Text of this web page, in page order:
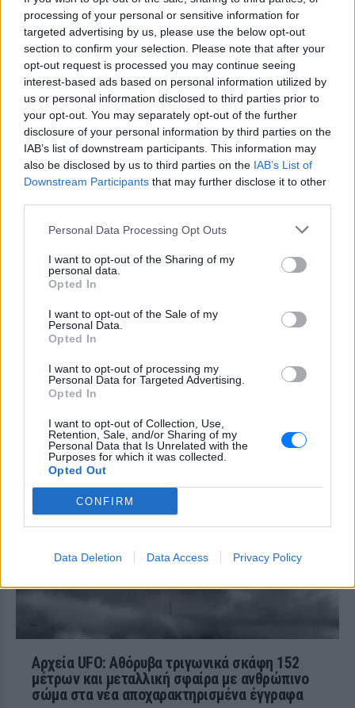
processing of your personal or sensitive information for
targeted advertising by us, please use the below opt-out
section to confirm your selection. Please note that after your
opt-out request is processed you may continue seeing
interest-based ads based on personal information utilized by
us or personal information disclosed to third parties prior to
your opt-out. You may separately opt-out of the further
disclosure of your personal information by third parties on the
IAB’s list of downstream participants. This information may
also be disclosed by us to third parties on the IAB’s List of
Downstream Participants that may further disclose it to other
Personal Data Processing Opt Outs
I want to opt-out of the Sharing of my
personal data.
Opted In
I want to opt-out of the Sale of my
Personal Data.
Opted In
I want to opt-out of processing my
Personal Data for Targeted Advertising.
Opted In
I want to opt-out of Collection, Use,
Retention, Sale, and/or Sharing of my
Personal Data that Is Unrelated with the
Purposes for which it was collected.
Opted Out
CONFIRM
Data Deletion Data Access Privacy Policy
ΣΤΗΝ ΙΔΙΑ ΚΑΤΗΓΟΡΙΑ
«Θέλω τον μπαμπά μου»: Το
βίντεο της μεθυσμένης οδηγού
που σκότωσε νύφη ώρες μετά
τον γάμο της
ΧΤΕΣ
Η Jamie Lee Komoroski, με αλκοόλ
τριπλάσιο του νόμιμου ορίου, έπεσε
πάνω στο golf cart των νεόνυμφων στο
συμπεριφορά της λίγο μετά τη μοιραία
σύγκρουση
Τροχαίο στις Σέρρες: «Έχασα τη
πατέρα
σκοτώθηκαν σε μετωπική σύγκρουση με
φορτηγό στην επαρχιακή οδό Αμφίπολης
Καταδίωξη στο κέντρο της
Θεσσαλονίκης: Έσπασαν το
τζάμι του οδηγού – «Μην κάνεις
ΧΤΕΣ
Εξαιτίας των υψηλών ταχυτήτων το
Αρχεία UFO: Αθόρυβα τριγωνικά σκάφη 152
μέτρων και μεταλλική σφαίρα με ανθρώπινο
σώμα στα νέα αποχαρακτηρισμένα έγγραφα